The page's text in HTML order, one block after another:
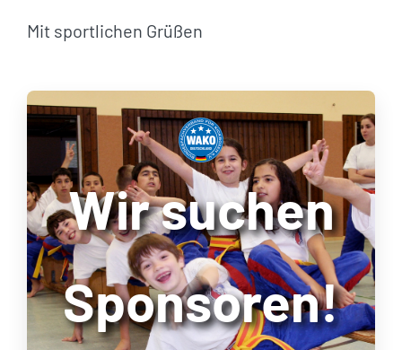
Mit sportlichen Grüßen
Wir suchen
Sponsoren!